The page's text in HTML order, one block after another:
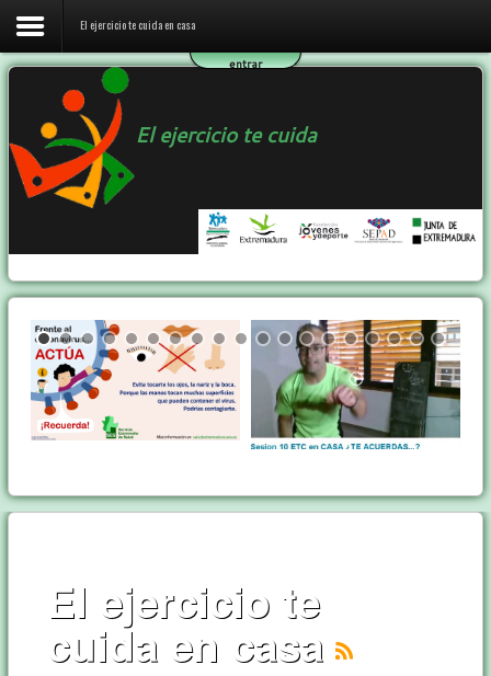
El ejercicio te cuida en casa
El programa ETC
Ejercicio y Salud
Contactar
El ejercicio te cuida en casa
entrar
El ejercicio te cuida
El ejercicio te
cuida en casa